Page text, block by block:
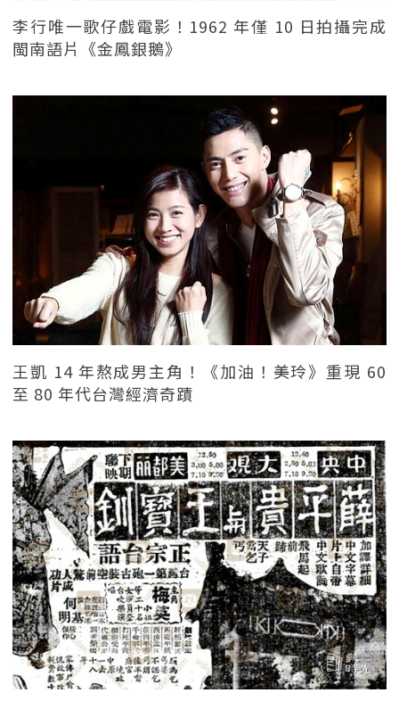
李行唯一歌仔戲電影！1962 年僅 10 日拍攝完成
閩南語片《金鳳銀鵝》
王凱 14 年熬成男主角！《加油！美玲》重現 60
至 80 年代台灣經濟奇蹟